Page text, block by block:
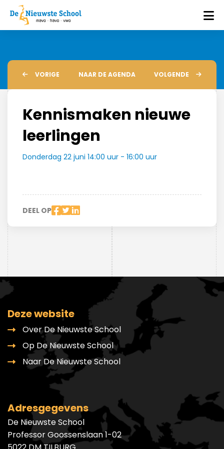
VORIGE NAAR DE AGENDA VOLGENDE
Kennismaken nieuwe
leerlingen
Donderdag 22 juni 14:00 uur - 16:00 uur
DEEL OP
Deze website
Over De Nieuwste School
Op De Nieuwste School
Naar De Nieuwste School
Adresgegevens
De Nieuwste School
Professor Goossenslaan 1-02